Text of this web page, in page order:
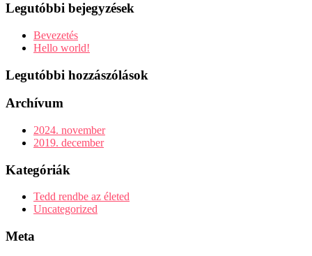
Legutóbbi bejegyzések
Bevezetés
Hello world!
Legutóbbi hozzászólások
Archívum
2024. november
2019. december
Kategóriák
Tedd rendbe az életed
Uncategorized
Meta